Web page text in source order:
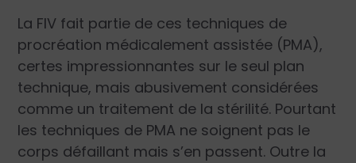
La FIV fait partie de ces techniques de
procréation médicalement assistée (PMA),
certes impressionnantes sur le seul plan
technique, mais abusivement considérées
comme un traitement de la stérilité. Pourtant
les techniques de PMA ne soignent pas le
corps défaillant mais s’en passent. Outre la